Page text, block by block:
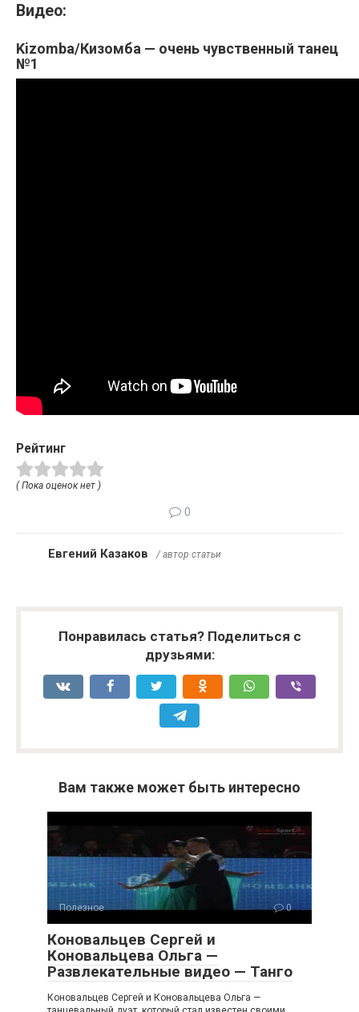
Видео:
Kizomba/Кизомба — очень чувственный танец
№1
Рейтинг
( Пока оценок нет )
0
Евгений Казаков / автор статьи
Понравилась статья? Поделиться с
друзьями:
Вам также может быть интересно
Полезное 0
Коновальцев Сергей и
Коновальцева Ольга —
Развлекательные видео — Танго
Коновальцев Сергей и Коновальцева Ольга —